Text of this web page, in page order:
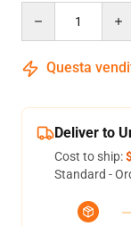
Questa
Deliver to
Cost to ship:
Standard -